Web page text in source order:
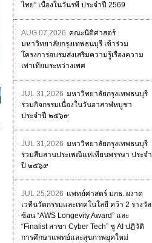
ไทย” เนื่องในวันรพี ประจำปี 2569
AUG 07,2026 คณะนิติศาสตร์
มหาวิทยาลัยกรุงเทพธนบุรี เข้าร่วม
โครงการอบรมส่งเสริมความรู้เรื่องความ
เท่าเทียมระหว่างเพศ
JUL 31,2026 มหาวิทยาลัยกรุงเทพธนบุรี
ร่วมกิจกรรมเนื่องในวันอาสาฬหบูชา
ประจำปี ๒๕๖๙
JUL 31,2026 มหาวิทยาลัยกรุงเทพธนบุรี
ร่วมสืบสานประเพณีแห่เทียนพรรษา ประจำ
ปี ๒๕๖๙
JUL 25,2026 แพทย์ศาสตร์ มกธ. ผงาด
เวทีนวัตกรรมและเทคโนโลยี คว้า 2 รางวัล
ซ้อน “AWS Longevity Award” และ
“Finalist สาขา Cyber Tech” ชู AI ปฏิวัติ
การศึกษาแพทย์และสุขภาพยุคใหม่